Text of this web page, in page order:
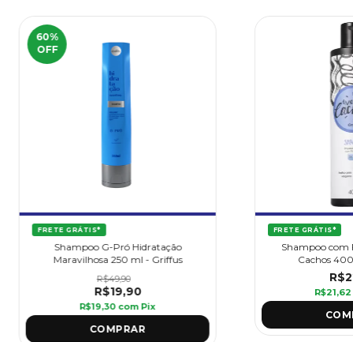
60%
OFF
FRETE GRÁTIS*
Shampoo G-Pró Hidratação
Maravilhosa 250 ml - Griffus
R$49,90
R$19,90
R$19,30 com Pix
FRETE GRÁTIS*
Shampoo com
Cachos
R$21,62